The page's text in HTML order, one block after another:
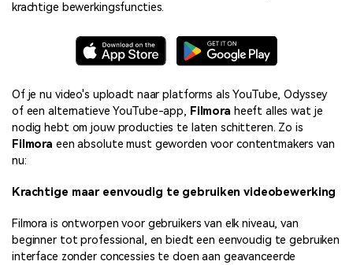
krachtige bewerkingsfuncties.
Of je nu video's uploadt naar platforms als YouTube, Odyssey
of een alternatieve YouTube-app, Filmora heeft alles wat je
nodig hebt om jouw producties te laten schitteren. Zo is
Filmora een absolute must geworden voor contentmakers van
nu:
Krachtige maar eenvoudig te gebruiken videobewerking
Filmora is ontworpen voor gebruikers van elk niveau, van
beginner tot professional, en biedt een eenvoudig te gebruiken
interface zonder concessies te doen aan geavanceerde